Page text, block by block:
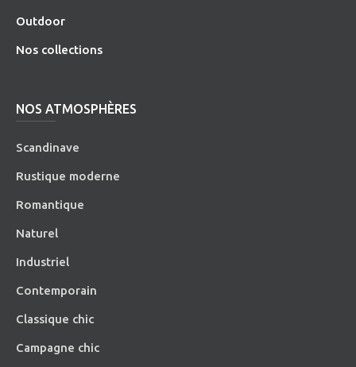
Outdoor
Nos collections
NOS ATMOSPHÈRES
Scandinave
Rustique moderne
Romantique
Naturel
Industriel
Contemporain
Classique chic
Campagne chic